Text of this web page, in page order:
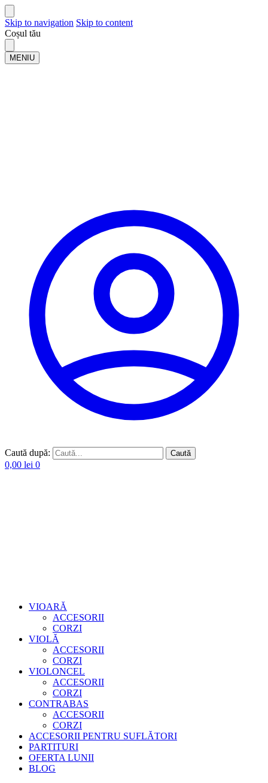
Skip to navigation Skip to content
Coșul tău
MENIU
Caută după: Caută
0,00 lei 0
VIOARĂ
ACCESORII
CORZI
VIOLĂ
ACCESORII
CORZI
VIOLONCEL
ACCESORII
CORZI
CONTRABAS
ACCESORII
CORZI
ACCESORII PENTRU SUFLĂTORI
PARTITURI
OFERTA LUNII
BLOG